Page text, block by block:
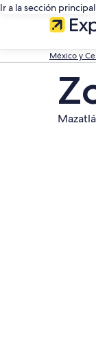
Ir a la sección principal
México y